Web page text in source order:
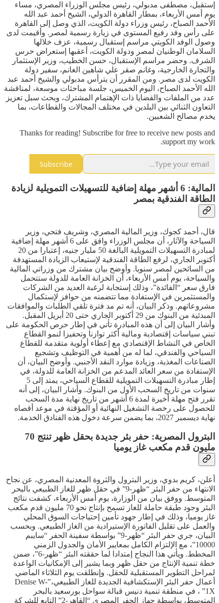
إستقبل، مصطفى مدبولي، رئيس مجلس الوزراء المصري، مساء
يوم أمس الأربعاء، بمطار القاهرة الدولي، الشيخ أحمد عبد الله
الأحمد الصباح، رئيس وزراء دولة الكويت، الذي وصل إلى القاهرة
على رأس وفد رفيع المستوى في زيارة رسمية لمصر. وأقيمت لدى
وصول الوفد الكويتي مراسم إستقبال رسمية، عزف خلالها
السلامان الوطنيان لمصر ودولة الكويت، أعقبها إستعراض حرس
الشرف. وحضر مراسم الإستقبال، حسن الخطيب، وزير الإستثمار
والتجارة الخارجية، وغانم صقر علي شاهين الغانم، سفير دولة
الكويت لدى مصر. ومن المقرر أن يترأس مدبولي والشيخ أحمد عبد
الله الأحمد الصباح، اليوم الخميس، جلسة مباحثات موسعة، لمناقشة
عدد من الملفات والقضايا ذات الإهتمام المشترك، وبحث سبل تعزيز
التعاون الثنائي بين البلدين في مختلف المجالات والقطاعات، بما
يخدم مصالح الشعبين.
Thanks for reading! Subscribe for free to receive new posts and
support my work.
Subscribe
المالية: 6 أشهر مهلة إضافية للتسهيلات التمويلية لزيادة
الطاقة الفندقية بمصر
قال، أحمد كجوك، وزير المالية المصري، وشريف فتحي، وزير
السياحة والآثار، أن مجلس الوزراء وافق على 6 أشهر مهلة إضافية
لمبادرة التسهيلات التمويلية البالغة 50 مليار جنيه، إعتبارا من 20
أكتوبر الجاري، لرفع الطاقة الفندقية لإستيعاب الزيادة المستهدفة
من السائحين لمصر سنويا. وأوضح بيان مشترك من وزراتي المالية
والسياحة، يوم أمس الأربعاء، أن الخزانة العامة للدولة ستتحمل
فارق سعر “الفائدة”، وذلك إستجابة لرغبة العديد من الشركات
والمستثمرين في الإستفادة مما تتضمنه من حوافز لإستكمال
مشروعاتهم. وذكر البيان، أنه تم مد فترة تلقي الطلبات والموافقات
المبدئية من البنوك من 29 أكتوبر الجاري حتى 20 أبريل المقبل.
وأشار البيان إلى أن هذه المبادرة تأتي في إطار حرص الحكومة على
تبني سياسات إقتصادية ومالية أكثر توازنا وتحفيزا لنمو القطاع
الخاص في النشاط الإقتصادي مع إعطاء أولوية متقدمة للقطاع
السياحي والفندقي، لما له من أهمية في التوظيف وتشجيع
الصناعات المغذية، وزيادة موارد النقد الأجنبي. وأوضح البيان، أن
الإستفادة من سعر العائد المدعم من الخزانة العامة للدولة، في
إطار مبادرة التسهيلات التمويلية للقطاع السياحي، يمتد إلى 5
سنوات من تاريخ السحب الأول من البنوك. وأشار البيان، إلى أنه
تقرر فتح مهلة أخيرة لمدة 6 أشهر من تاريخ نهاية مدة السحب
للحصول على رخصة التشغيل النهائية أو المؤقتة في موعد أقصاه
نهاية ديسمبر 2027، بما يضمن سرعة دخول هذه الفنادق الخدمة.
البترول المصرية: حفر بئر جديدة بحقل ظهر تنتج 70
مليون قدم مكعب غاز يوميا
أعلن، كريم بدوي، وزير البترول والثروة المعدنية المصري، عن نجاح
الانتهاء من حفر البئر “ظهر-9” في حقل ظهر للغاز الطبيعي بالبحر
المتوسط. ووفق بيان من الوزارة، يوم أمس الأربعاء، كشفت نتائج
البئر وجود طبقة حاملة للغاز تسمح بإنتاج نحو 70 مليون قدم مكعب
غاز يوميا، وذلك في إطار جهود تأمين إحتياجات السوق المحلي
والعمل على تقليل الفاتورة الإستيرادية من الغاز الطبيعي. وبحسب
البيان، جري حفر البئر “ظهر-9” بواسطة سفينة الحفر “سايبم
10000”، مع الإلتزام الكامل بمعايير الأمان والجدول الزمني
المخطط. ويأتي هذا النجاح إمتدادا لما حققته البئر “ظهر-6”، ضمن
خطة تنمية الإنتاج من حقل ظهر وبما يشير إلى الإمكانيات الواعدة
لمراحل التطوير المستقبلية للحقل. وإنطلقت يوم الثلاثاء الماضي
أعمال حفر البئر الإستكشافية الجديدة للغاز الطبيعي،”Denise W-
1X” ، في منطقة تنمية دنيس قبالة سواحل بورسعيد بالبحر
المتوسط، بواسطة جهاز الحفر المصري “القاهر-2” التابع للشركة